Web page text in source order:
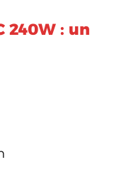
240W : un